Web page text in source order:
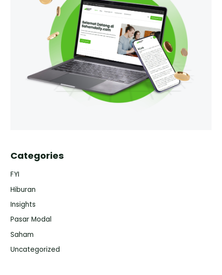
Categories
FYI
Hiburan
Insights
Pasar Modal
Saham
Uncategorized